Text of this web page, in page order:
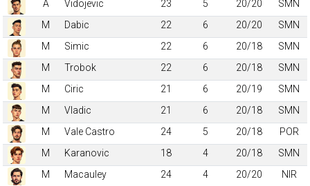
A
Vidojevic 23 5 20/20
SMN
M
Dabic 22 6 20/20
SMN
M
Simic 22 6 20/18
SMN
M
Trobok 22 6 20/18
SMN
M
Ciric 21 6 20/19
SMN
M
Vladic 21 6 20/18
SMN
M
Vale Castro 24 5 20/18
POR
M
Karanovic 18 4 20/18
SMN
M
Macauley 24 4 20/20 NIR